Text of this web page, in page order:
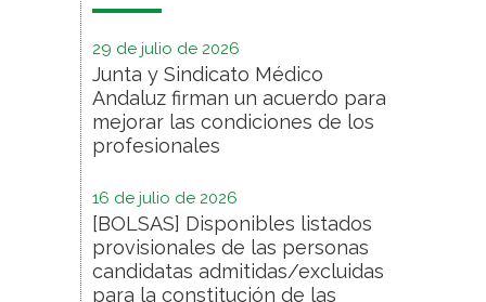
29 de julio de 2026
Junta y Sindicato Médico
Andaluz firman un acuerdo para
mejorar las condiciones de los
profesionales
16 de julio de 2026
[BOLSAS] Disponibles listados
provisionales de las personas
candidatas admitidas/excluidas
para la constitución de las